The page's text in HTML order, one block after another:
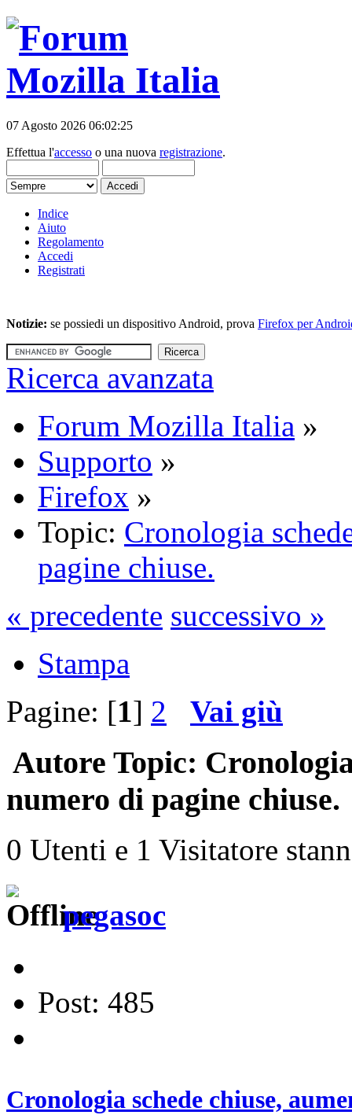
07 Agosto 2026 06:02:25
Effettua l'accesso o una nuova registrazione.
Indice
Aiuto
Regolamento
Accedi
Registrati
Notizie: se possiedi un dispositivo Android, prova Firefox per
Ricerca avanzata
Forum Mozilla Italia »
Supporto »
Firefox »
Topic: Cronologia
pagine chiuse.
« precedente successivo »
Stampa
Pagine: [1] 2 Vai giù
Autore Topic:
numero di pagine
0 Utenti e 1 Visitatore
pegasoc
Post: 485
Cronologia schede chiuse,